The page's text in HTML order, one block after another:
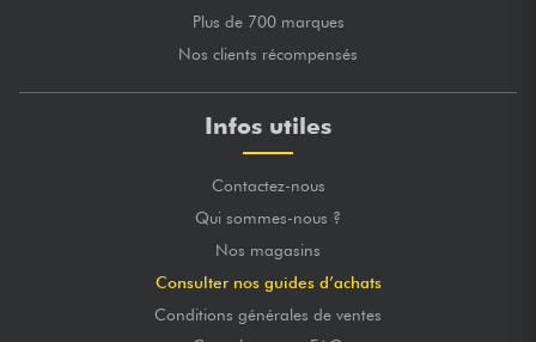
Plus de 700 marques
Nos clients récompensés
Infos utiles
Contactez-nous
Qui sommes-nous ?
Nos magasins
Consulter nos guides d’achats
Conditions générales de ventes